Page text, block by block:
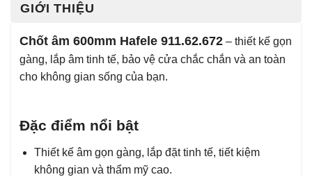
GIỚI THIỆU
Chốt âm 600mm Hafele 911.62.672 – thiết kế gọn
gàng, lắp âm tinh tế, bảo vệ cửa chắc chắn và an toàn
cho không gian sống của bạn.
Đặc điểm nổi bật
Thiết kế âm gọn gàng, lắp đặt tinh tế, tiết kiệm
không gian và thẩm mỹ cao.